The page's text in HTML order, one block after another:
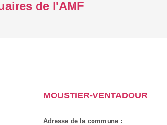
de l'AMF
MOUSTIER-VENTADOUR
Adresse de la commune :